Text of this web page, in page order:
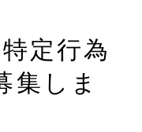
定行為
集しま